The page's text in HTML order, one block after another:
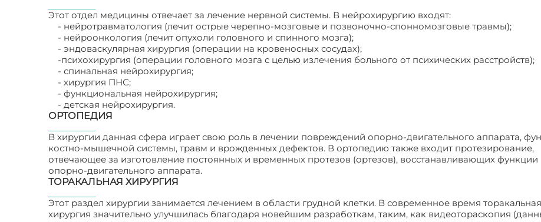
Этот отдел медицины отвечает за лечение нервной системы. В нейрохирургию входят:
- нейротравматология (лечит острые черепно-мозговые и позвоночно-спонномозговые травмы);
- нейроонкология (лечит опухоли головного и спинного мозга);
- эндоваскулярная хирургия (операции на кровеносных сосудах);
-психохирургия (операции головного мозга с целью излечения больного от психических расстройств);
- спинальная нейрохирургия;
- хирургия ПНС;
- функциональная нейрохирургия;
- детская нейрохирургия.
ОРТОПЕДИЯ
В хирургии данная сфера играет свою роль в лечении повреждений опорно-двигательного аппарата,
костно-мышечной системы, травм и врожденных дефектов. В ортопедию также входит протезирование,
отвечающее за изготовление постоянных и временных протезов (ортезов), восстанавливающих функции
опорно-двигательного аппарата.
ТОРАКАЛЬНАЯ ХИРУРГИЯ
Этот раздел хирургии занимается лечением в области грудной клетки. В современное время торакальная
хирургия значительно улучшилась благодаря новейшим разработкам, таким, как видеотораскопия